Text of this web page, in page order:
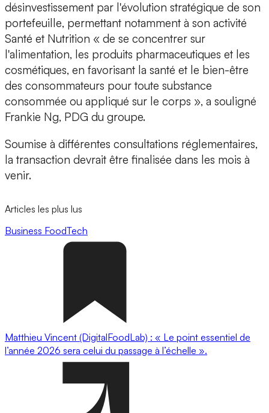
désinvestissement par l'évolution stratégique de son
portefeuille, permettant notamment à son activité
Santé et Nutrition « de se concentrer sur
l'alimentation, les produits pharmaceutiques et les
cosmétiques, en favorisant la santé et le bien-être
des consommateurs pour toute substance
consommée ou appliqué sur le corps », a souligné
Frankie Ng, PDG du groupe.
Soumise à différentes consultations réglementaires,
la transaction devrait être finalisée dans les mois à
venir.
Articles les plus lus
Business FoodTech
Matthieu Vincent (DigitalFoodLab) : « Le point essentiel de
l’année 2026 sera celui du passage à l’échelle ».